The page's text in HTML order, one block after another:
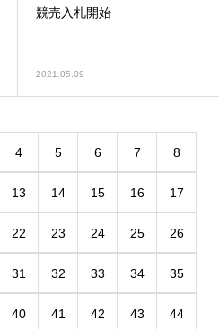
競売入札開始
2021.05.09
4 5 6 7 8
13 14 15 16 17
22 23 24 25 26
31 32 33 34 35
40 41 42 43 44